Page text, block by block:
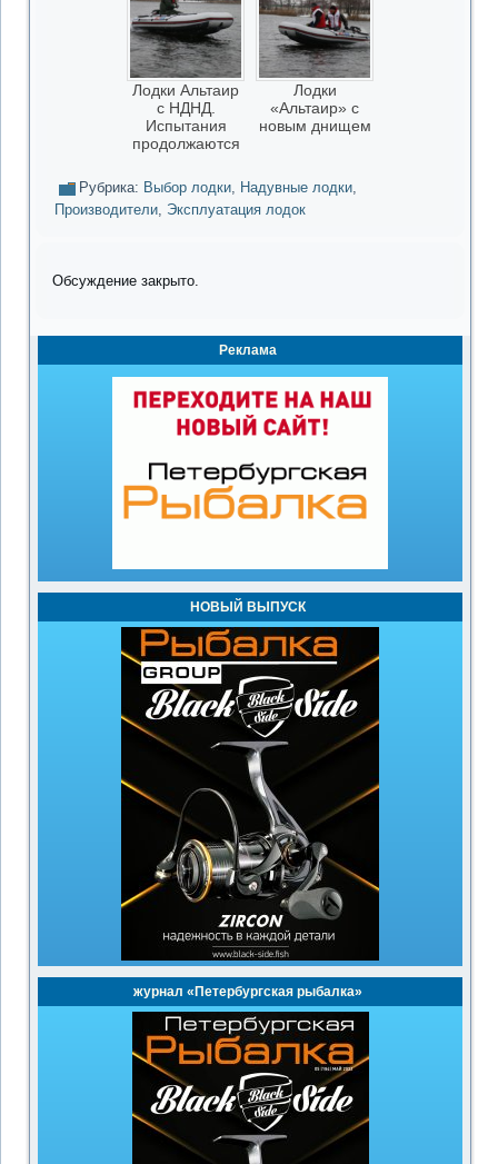
Лодки Альтаир
с НДНД.
Испытания
продолжаются
Лодки
«Альтаир» с
новым днищем
Рубрика: Выбор лодки, Надувные лодки,
Производители Эксплуатация лодок
Обсуждение закрыто.
Реклама
НОВЫЙ ВЫПУСК
журнал «Петербургская рыбалка»